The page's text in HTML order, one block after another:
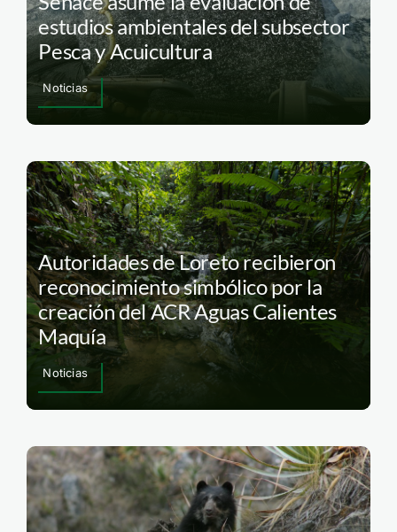
estudios ambientales del subsector
Pesca y Acuicultura
Noticias
Autoridades de Loreto recibieron
reconocimiento simbólico por la
creación del ACR Aguas Calientes
Maquía
Noticias